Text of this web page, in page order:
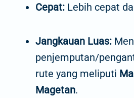
Cepat: Lebih cepat
Jangkauan Luas:
penjemputan/
rute yang meliputi
Magetan.